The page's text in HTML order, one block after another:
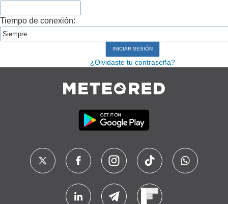
Tiempo de conexión:
¿Olvidaste tu contraseña?